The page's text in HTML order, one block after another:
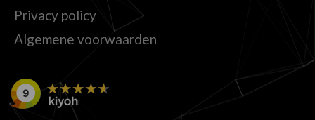
Privacy policy
Algemene voorwaarden